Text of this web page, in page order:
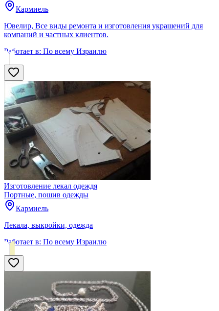
Кармиель
Ювелир, Все виды ремонта и изготовления украшений для
компаний и частных клиентов.
Работает в: По всему Израилю
Изготовление лекал одеждя
Портные, пошив одежды
Кармиель
Лекала, выкройки, одежда
Работает в: По всему Израилю